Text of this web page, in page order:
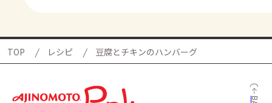
TOP レシピ 豆腐とチキンのハンバーグ